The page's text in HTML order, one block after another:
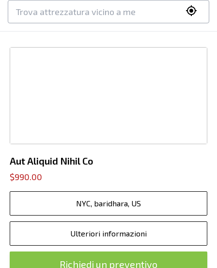
Aut Aliquid Nihil Co
$990.00
NYC, baridhara, US
Ulteriori informazioni
Richiedi un preventivo